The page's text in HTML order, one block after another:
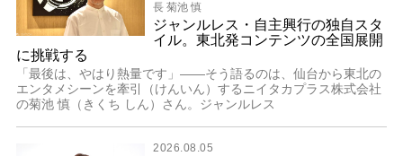
長 菊池 慎
ジャンルレス・自主興行の独自スタ
イル。東北発コンテンツの全国展開
に挑戦する
「最後は、やはり熱量です」――そう語るのは、仙台から東北の
エンタメシーンを牽引（けんいん）するニイタカプラス株式会社
の菊池 慎（きくち しん）さん。ジャンルレス
2026.08.05